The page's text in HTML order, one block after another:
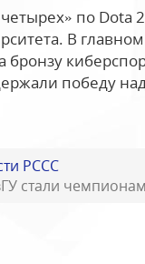
по Dota
В
победу
РССС
стали